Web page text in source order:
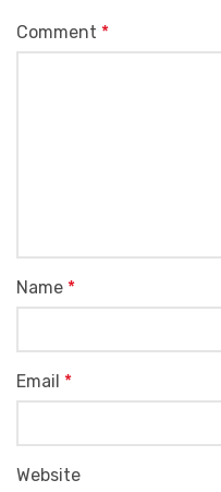
Comment *
Name *
Email *
Website